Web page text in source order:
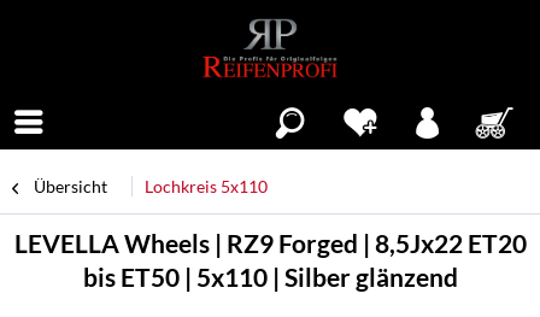
Übersicht Lochkreis 5x110
LEVELLA Wheels | RZ9 Forged | 8,5Jx22 ET20
bis ET50 | 5x110 | Silber glänzend